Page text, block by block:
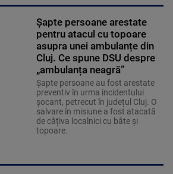
Șapte persoane arestate
pentru atacul cu topoare
asupra unei ambulanțe din
Cluj. Ce spune DSU despre
„ambulanța neagră”
Șapte persoane au fost arestate
preventiv în urma incidentului
șocant, petrecut în județul Cluj. O
salvare în misiune a fost atacată
de câțiva localnici cu bâte și
topoare.